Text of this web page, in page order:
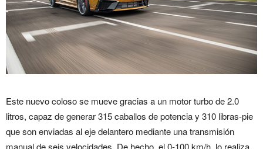
Este nuevo coloso se mueve gracias a un motor turbo de 2.0
litros, capaz de generar 315 caballos de potencia y 310 libras-pie
que son enviadas al eje delantero mediante una transmisión
manual de seis velocidades. De hecho, el 0-100 km/h, lo realiza